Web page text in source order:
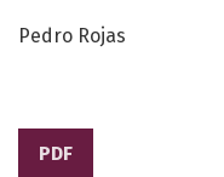
Pedro Rojas
PDF